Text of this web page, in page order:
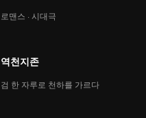
로맨스 · 시대극
역천지존
검 한 자루로 천하를 가르다